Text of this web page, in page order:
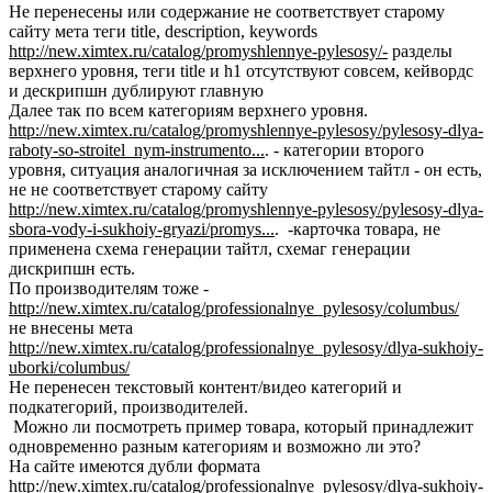
Не перенесены или содержание не соответствует старому
сайту мета теги title, description, keywords
http://new.ximtex.ru/catalog/promyshlennye-pylesosy/- разделы
верхнего уровня, теги title и h1 отсутствуют совсем, кейвордс
и дескрипшн дублируют главную
Далее так по всем категориям верхнего уровня.
http://new.ximtex.ru/catalog/promyshlennye-pylesosy/pylesosy-dlya-
raboty-so-stroitel_nym-instrumento.... - категории второго
уровня, ситуация аналогичная за исключением тайтл - он есть,
не не соответствует старому сайту
http://new.ximtex.ru/catalog/promyshlennye-pylesosy/pylesosy-dlya-
sbora-vody-i-sukhoiy-gryazi/promys.... -карточка товара, не
применена схема генерации тайтл, схемаг генерации
дискрипшн есть.
По производителям тоже -
http://new.ximtex.ru/catalog/professionalnye_pylesosy/columbus/
не внесены мета
http://new.ximtex.ru/catalog/professionalnye_pylesosy/dlya-sukhoiy-
uborki/columbus/
Не перенесен текстовый контент/видео категорий и
подкатегорий, производителей.
Можно ли посмотреть пример товара, который принадлежит
одновременно разным категориям и возможно ли это?
На сайте имеются дубли формата
http://new.ximtex.ru/catalog/professionalnye_pylesosy/dlya-sukhoiy-